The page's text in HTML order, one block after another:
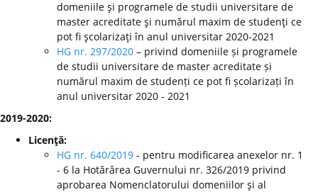
domeniile şi programele de studii universitare de
master acreditate şi numărul maxim de studenţi ce
pot fi şcolarizaţi în anul universitar 2020-2021
HG nr. 297/2020 – privind domeniile și programele
de studii universitare de master acreditate și
numărul maxim de studenți ce pot fi școlarizați în
anul universitar 2020 - 2021
2019-2020:
Licenţă:
HG nr. 640/2019 - pentru modificarea anexelor nr. 1
- 6 la Hotărârea Guvernului nr. 326/2019 privind
aprobarea Nomenclatorului domeniilor şi al